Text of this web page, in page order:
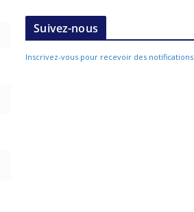
Suivez-nous
Inscrivez-vous pour recevoir des notifications